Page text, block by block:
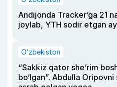
Andijonda Tracker’ga 21
joylab, YTH sodir etgan
O‘zbekiston
“Sakkiz qator she’rim
bo‘lgan”. Abdulla